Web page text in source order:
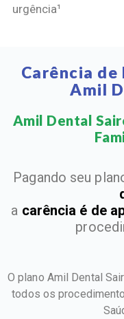
urgência¹
Carência
Amil
Amil Dental
Pagando seu
a carência é de
O plano Amil Dental
todos os